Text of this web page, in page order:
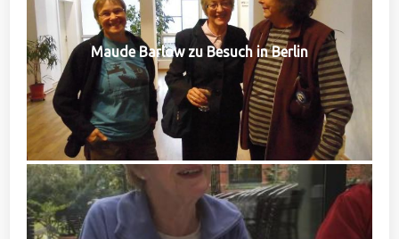
Maude Barlow zu Besuch in Berlin